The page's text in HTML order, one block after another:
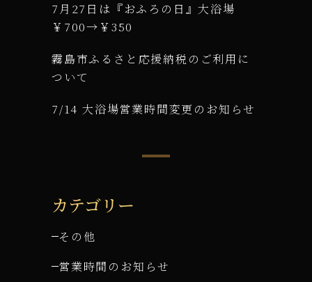
7月27日は『おふろの日』大浴場
￥700→￥350
霧島市ふるさと応援納税のご利用に
ついて
7/14 大浴場営業時間変更のお知らせ
カテゴリー
その他
営業時間のお知らせ